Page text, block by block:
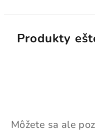
Produkty
Môžete sa ale